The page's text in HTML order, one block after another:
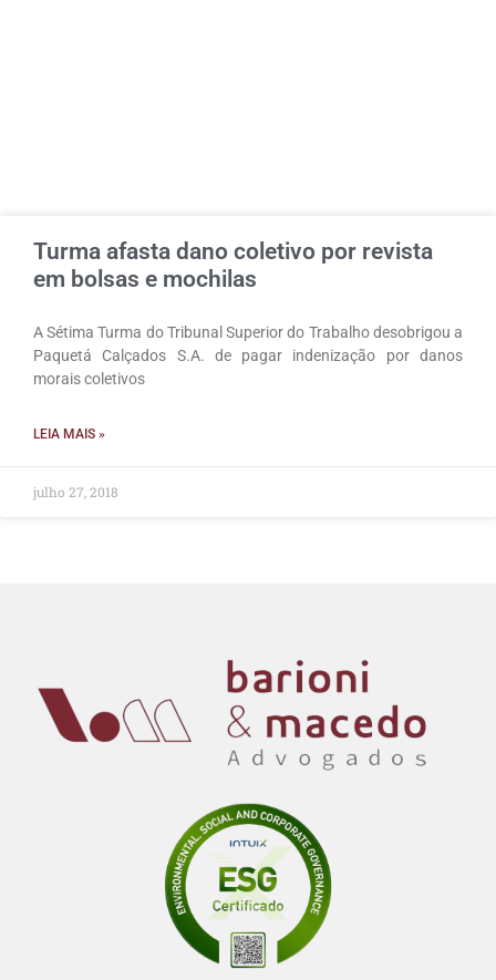
Turma afasta dano coletivo por revista
em bolsas e mochilas
A Sétima Turma do Tribunal Superior do Trabalho desobrigou a
Paquetá Calçados S.A. de pagar indenização por danos
morais coletivos
LEIA MAIS »
julho 27, 2018